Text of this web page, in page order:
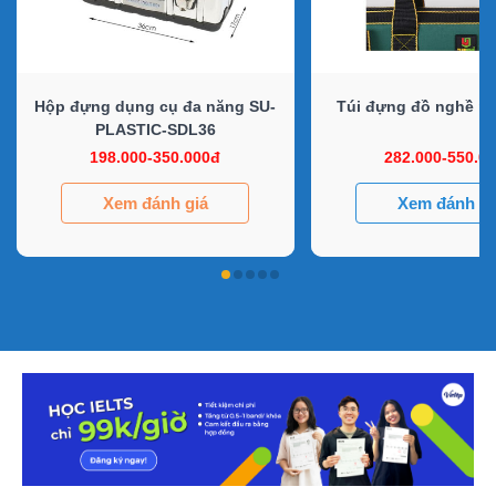
Hộp đựng dụng cụ đa năng SU-
PLASTIC-SDL36
198.000-350.000đ
Xem đánh giá
Túi đựng đồ nghề
282.000-
Xem đánh